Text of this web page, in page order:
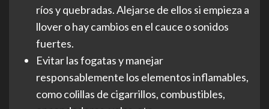
ríos y quebradas. Alejarse de ellos si empieza a
llover o hay cambios en el cauce o sonidos
fuertes.
Evitar las fogatas y manejar
responsablemente los elementos inflamables,
como colillas de cigarrillos, combustibles,